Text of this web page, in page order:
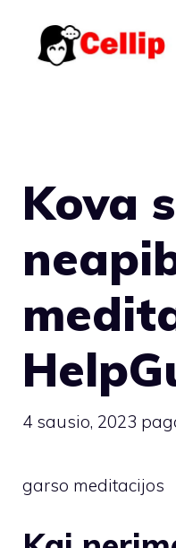
turinio
Kova
4 sausio, 2023
garso meditacijos